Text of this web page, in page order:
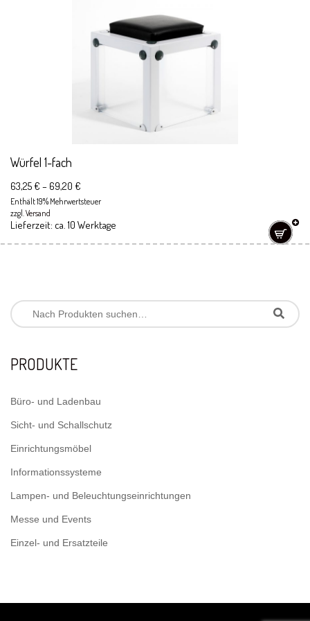
Würfel 1-fach
63,25€ – 69,20 €
Enthält 19% Mehrwertsteuer
zzgl.Versand
Lieferzeit: ca. 10 Werktage
PRODUKTE
Büro- und Ladenbau
Sicht- und Schallschutz
Einrichtungsmöbel
Informationssysteme
Lampen- und Beleuchtungseinrichtungen
Messe und Events
Einzel- und Ersatzteile